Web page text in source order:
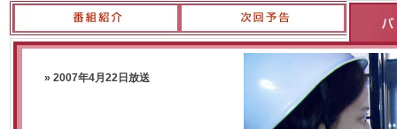
» 2007年4月22日放送